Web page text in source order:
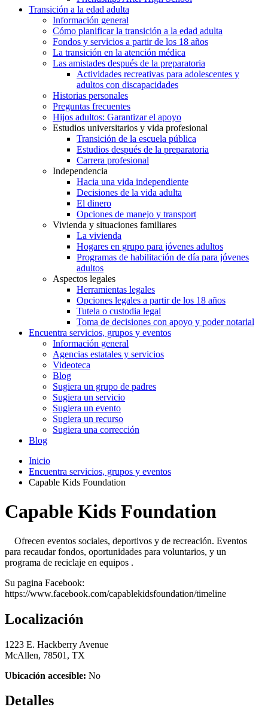
Transición a la edad adulta
Información general
Cómo planificar la transición a la edad adulta
Fondos y servicios a partir de los 18 años
La transición en la atención médica
Las amistades después de la preparatoria
Actividades recreativas para adolescentes y
adultos con discapacidades
Historias personales
Preguntas frecuentes
Hijos adultos: Garantizar el apoyo
Estudios universitarios y vida profesional
Transición de la escuela pública
Estudios después de la preparatoria
Carrera profesional
Independencia
Hacia una vida independiente
Decisiones de la vida adulta
El dinero
Opciones de manejo y transport
Vivienda y situaciones familiares
La vivienda
Hogares en grupo para jóvenes adultos
Programas de habilitación de día para jóvenes
adultos
Aspectos legales
Herramientas legales
Opciones legales a partir de los 18 años
Tutela o custodia legal
Toma de decisiones con apoyo y poder notarial
Encuentra servicios, grupos y eventos
Información general
Agencias estatales y servicios
Videoteca
Blog
Sugiera un grupo de padres
Sugiera un servicio
Sugiera un evento
Sugiera un recurso
Sugiera una corrección
Blog
Inicio
Encuentra servicios, grupos y eventos
Capable Kids Foundation
Capable Kids Foundation
Ofrecen eventos sociales, deportivos y de recreación. Eventos
para recaudar fondos, oportunidades para voluntarios, y un
programa de reciclaje en equipos .
Su pagina Facebook:
https://www.facebook.com/capablekidsfoundation/timeline
Localización
1223 E. Hackberry Avenue
McAllen, 78501, TX
Ubicación accesible: No
Detalles